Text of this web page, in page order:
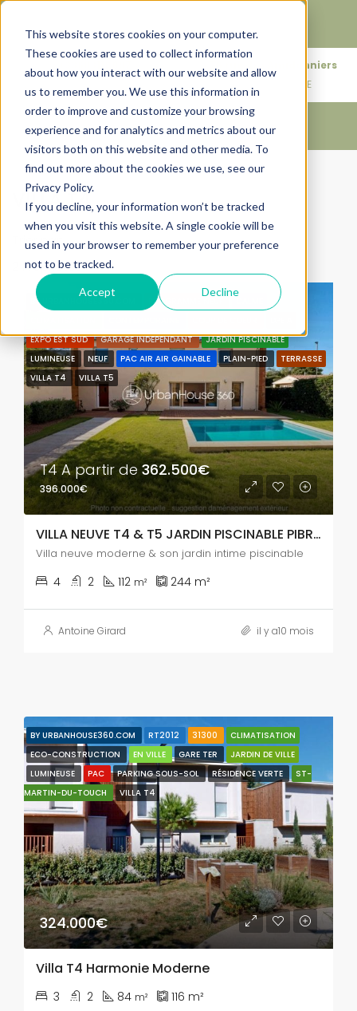
This website stores cookies on your computer.
These cookies are used to collect information
about how you interact with our website and allow
us to remember you. We use this information in
order to improve and customize your browsing
experience and for analytics and metrics about our
visitors both on this website and other media. To
find out more about the cookies we use, see our
Privacy Policy.
If you decline, your information won’t be tracked
when you visit this website. A single cookie will be
used in your browser to remember your preference
not to be tracked.
Accept Decline
patrimoine.
76 rue des Amidonniers
31000 TOULOUSE
Accueil VILLA T4
VILLA T4
2 Propriétés
Trier par: Ordre par défaut
BY URBANHOUSE360.COM PROGRAMME NEUF
EXPO EST SUD
GARAGE INDÉPENDANT
JARDIN PISCINABLE
LUMINEUSE
NEUF PAC AIR AIR GAINABLE PLAIN-PIED
TERRASSE
VILLA T4
VILLA T5
T4 A partir de 362.500€
396.000€
VILLA NEUVE T4 & T5 JARDIN PISCINABLE PIBRAC
Villa neuve moderne & son jardin intime piscinable
4 2 112 m² 244 m²
Antoine Girard il y a10 mois
BY URBANHOUSE360.COM RT2012 31300
CLIMATISATION
ECO-CONSTRUCTION
EN VILLE GARE TER
JARDIN DE VILLE
LUMINEUSE
PAC PARKING SOUS-SOL RÉSIDENCE VERTE
ST-
MARTIN-DU-TOUCH
VILLA T4
324.000€
Villa T4 Harmonie Moderne
3 2 84 m² 116 m²